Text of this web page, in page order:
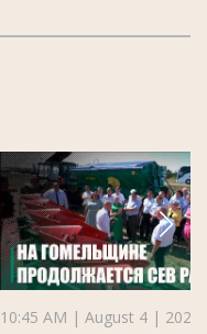
10:45 AM | August 4 | 2026